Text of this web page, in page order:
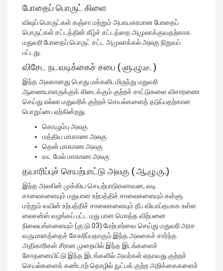
போதைப் பொருட் கிளை
விஷப் பொருட்கள் கஞ்சா மற்றும் அபாயகரமான போதைப்
பொருட்கள் சட்டத்தின் கீழ்ச் சட்டத்தை அமுலாக்குவதற்காக
மதுவரி போதைப் பொருட் சட்ட அமுலாக்கல் அலகு நிறுவப்
பட்டது.
விசேட நடவடிக்கைச் சபை ( ளு.ழு.டீ. )
இந்த அலகானது பொது மக்களிடமிருந்து மதுவரி
ஆணையாளருக்குக் கிடைக்கும் குற்றச் சாட்டுகளை விசாரணை
செய்து எல்லா மதுவரிக் குற்றச் செயல்களைத் தடுப்பதற்கான
பொறுப்பை ஏற்கின்றது.
கொழும்பு அலகு
மத்திய மாகாண அலகு
தென் மாகாண அலகு
வட மேல் மாகாண அலகு
தயாரிப்புச் செயற்பாட்டு அலகு ( ஆ.ழு.ரு.)
இந்த அலகின் முக்கிய செயற்பாடுகளாவன, வடி
சாலைகளையும் மதுபான உற்பத்திச் சாலைகளையும் கள்ளு
மற்றும் வயின் உற்பத்திச் சாலைகளையும் தீப வியாப்தமாக உள்ள
லைசன்ஸ் வழங்கப் பட்ட மது பான மொத்த விற்பனை
நிலையங்களையும் (கு.டு.03) மேற்பார்வை செய்து மதுவரி அரச
வருமானத்தைச் சேகரிப்பதாகும்.இந்த அலகைச் சார்ந்த
அதிகாரிகள் சீரான முறையில் இந்த இடங்களைச்
சோதனையிட்டு இந்த இடங்களில் அவர்கள் ஏதாவது குற்றச்
செயல்களைக் கண்டாற் தொழில் நுட்பக் குற்ற அறிக்கைகளைச்